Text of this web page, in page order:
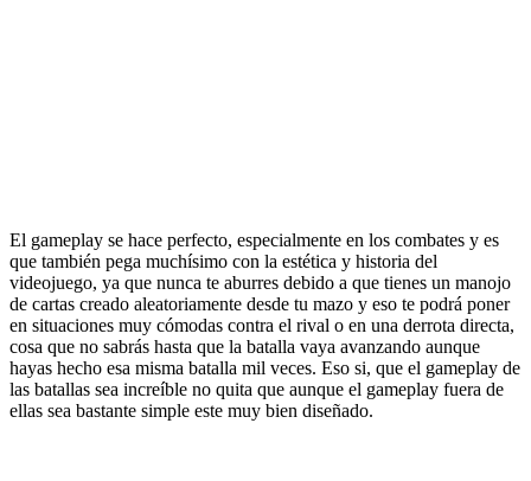
El gameplay se hace perfecto, especialmente en los combates y es
que también pega muchísimo con la estética y historia del
videojuego, ya que nunca te aburres debido a que tienes un manojo
de cartas creado aleatoriamente desde tu mazo y eso te podrá poner
en situaciones muy cómodas contra el rival o en una derrota directa,
cosa que no sabrás hasta que la batalla vaya avanzando aunque
hayas hecho esa misma batalla mil veces. Eso si, que el gameplay de
las batallas sea increíble no quita que aunque el gameplay fuera de
ellas sea bastante simple este muy bien diseñado.